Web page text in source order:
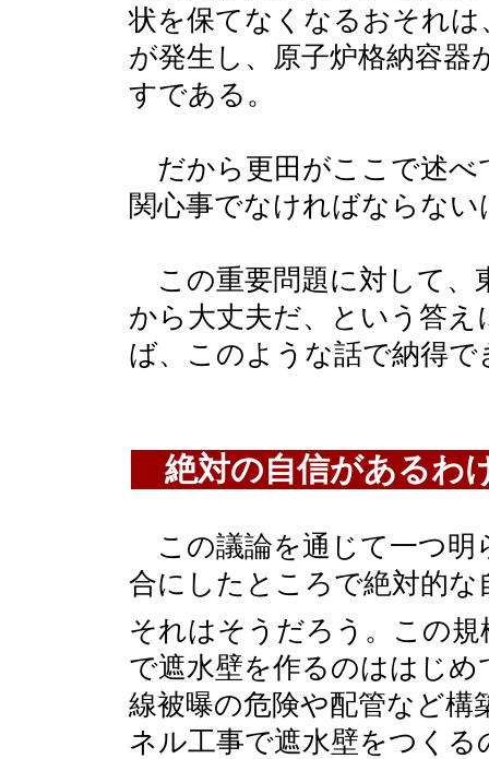
状を保てなくなるおそれ
が発生し、原子炉格納容器
すである。
だから更田がここで述べ
関心事でなければならない
この重要問題に対して、
から大丈夫だ、という答
ば、このような話で納得
絶対の自信があるわ
この議論を通じて一つ明
合にしたところで絶対的
それはそうだろう。この規
で遮水壁を作るのははじ
線被曝の危険や配管など
ネル工事で遮水壁をつく